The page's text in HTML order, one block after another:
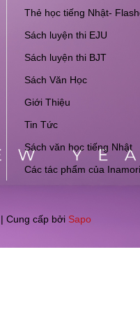
Thẻ học tiếng Nhật-
Sách luyện thi EJU
Sách luyện thi BJT
Sách Văn Học
Giới Thiệu
Tin Tức
Sách văn học tiếng Nhật
Các tác phẩm của
| Cung cấp bởi Sapo